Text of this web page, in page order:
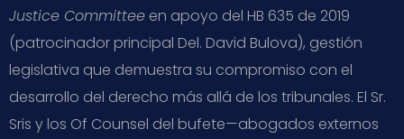
Justice Committee en apoyo del HB 635 de 2019
(patrocinador principal Del. David Bulova), gestión
legislativa que demuestra su compromiso con el
desarrollo del derecho más allá de los tribunales. El Sr.
Sris y los Of Counsel del bufete—abogados externos